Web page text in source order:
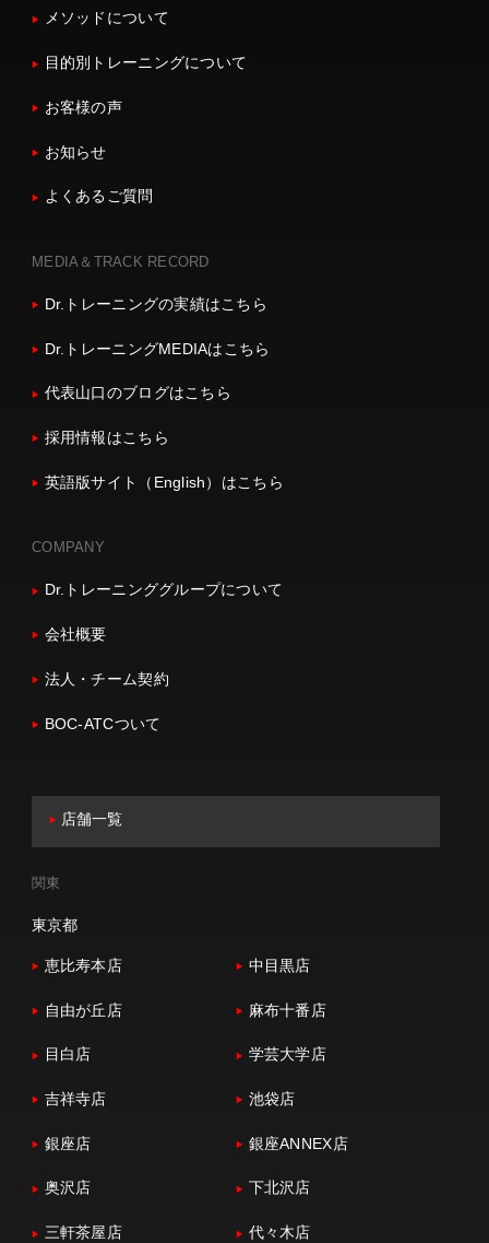
メソッドについて
目的別トレーニングについて
お客様の声
お知らせ
よくあるご質問
MEDIA＆TRACK RECORD
Dr.トレーニングの実績はこちら
Dr.トレーニングMEDIAはこちら
代表山口のブログはこちら
採用情報はこちら
英語版サイト（English）はこちら
COMPANY
Dr.トレーニンググループについて
会社概要
法人・チーム契約
BOC-ATCついて
店舗一覧
関東
東京都
恵比寿本店 中目黒店
自由が丘店 麻布十番店
目白店 学芸大学店
吉祥寺店 池袋店
銀座店 銀座ANNEX店
奥沢店 下北沢店
三軒茶屋店 代々木店